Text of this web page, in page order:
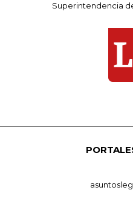
Superintendencia